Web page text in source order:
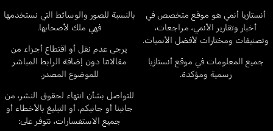
أنستازيا أنمي هو موقع متخصص في
أخبار وتقارير الأنمي، مراجعات،
وتصنيفات ومختارات لأفضل الأنميات.
جميع المعلومات في موقع أنستازيا
رسمية ومؤكدة.
بالنسبة للصور والوسائط التي نستخدمها
فهي ملك لأصحابها.
يرجى عدم نقل أو اقتطاع أجزاء من
مقالاتنا دون إضافة الرابط المباشر
للموضوع المصدر.
للتواصل بشأن انتهاء لحقوق النشر، من
جانبنا أو جانبكم، أو التبليغ بالأخطاء أو
جميع الاستفسارات، نتوفر على: